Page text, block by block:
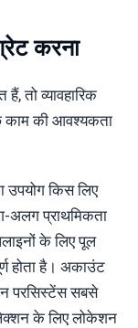
करना
तो व्यावहारिक
काम की आवश्यकता
किस लिए
प्राथमिकता
के लिए पूल
होता है। अकाउंट
परसिस्टेंस सबसे
के लिए लोकेशन